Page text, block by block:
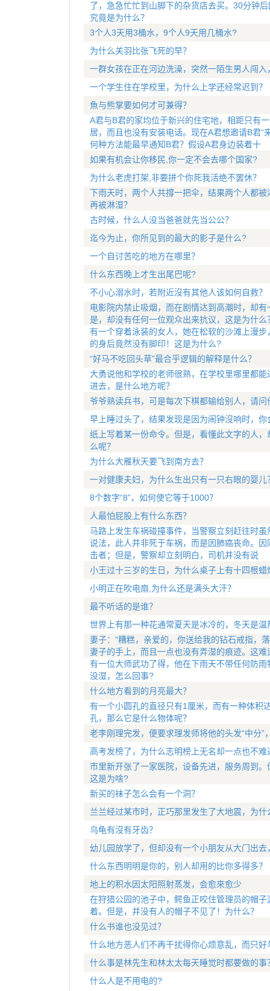
了，急急忙忙到山脚下的杂货店去买。30分钟
究竟是为什么？
3个人3天用3桶水，9个人9天用几桶水?
为什么关羽比张飞死的早？
一群女孩在正在河边洗澡，突然一陌生男人闯
一个学生住在学校里，为什么上学还经常迟到？
魚与熊掌要如何才可兼得？
A君与B君的家均位于新兴的住宅地，相距只有
居，而且也没有安装电话。现在A君想邀请B君“
何种方法能最早通知B君？假设A君身边装着十
如果有机会让你移民,你一定不会去哪个国家?
为什么老虎打架,非要拼个你死我活绝不罢休？
下雨天时，两个人共撐一把伞，结果两个人都
再被淋湿？
古时候，什么人没当爸爸就先当公公？
迄今为止，你所见到的最大的影子是什么?
一个自讨苦吃的地方在哪里？
什么东西晚上才生出尾巴呢?
不小心溺水时，若附近沒有其他人该如何自救？
电影院内禁止吸烟，而在剧情达到高潮时，却
是，却没有任何一位观众出来抗议，这是为什么
有一个穿着泳装的女人，她在松软的沙滩上漫
的身后竟然没有脚印！这是为什么?
“好马不吃回头草”最合乎逻辑的解释是什么？
大勇说他和学校的老师很熟，在学校里哪里都
进去，是什么地方呢？
爷爷熟读兵书，可是每次下棋都输给别人，请问
早上睡过头了，结果发现是因为闹钟沒响时，你
纸上写着某一份命令。但是，看懂此文字的人
么呢？
为什么大雁秋天要飞到南方去？
一对健康夫妇，为什么生出只有一只右眼的婴儿
8个数字“8”，如何使它等于1000？
人最怕屁股上有什么东西？
马路上发生车祸碰撞事件，当警察立刻赶往时
说法，此人并非死于车祸，而是因肺癌丧命。
击者；但是，警察却立刻明白，司机并没有说
小王过十三岁的生日，为什么桌子上有十四根蜡
小明正在吹电扇,为什么还是满头大汗？
最不听话的是谁？
世界上有那一种花通常夏天是冰冷的，冬天是温
妻子：“糟糕，亲爱的，你送给我的钻石戒指
妻子的手上，而且一点也没有弄湿的痕迹。这难
有一位大师武功了得，他在下雨天不带任何防
没湿，怎么回事?
什么地方看到的月亮最大？
有一个小圆孔的直径只有1厘米，而有一种体积
孔，那么它是什么物体呢？
老李刚理完发，便要求理发师将他的头发“中分”
高考发榜了，为什么志明榜上无名却一点也不难
市里新开张了一家医院，设备先进，服务周到
这是为啥?
新买的袜子怎么会有一个洞？
兰兰经过某市时，正巧那里发生了大地震，为
乌龟有沒有牙齿？
幼儿园放学了，但却没有一个小朋友从大门出去
什么东西明明是你的，别人却用的比你多得多？
地上的积水因太阳照射蒸发，会愈來愈少
在狩猎公园的池子中，鳄鱼正咬住管理员的帽
着。但是，并没有人的帽子不见了！为什么？
什么书谁也没见过？
什么地方恶人们不再干扰得你心烦意乱，而只好
什么事是林先生和林太太每天睡觉时都要做的事
什么人是不用电的?